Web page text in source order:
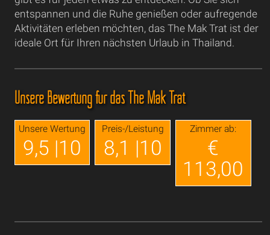
entspannen und die Ruhe genießen oder aufregende
Aktivitäten erleben möchten, das The Mak Trat ist der
ideale Ort für Ihren nächsten Urlaub in Thailand.
Unsere Bewertung für das The Mak Trat
Unsere Wertung
9,5 |10
Preis-/Leistung
8,1 |10
Zimmer ab:
€
113,00